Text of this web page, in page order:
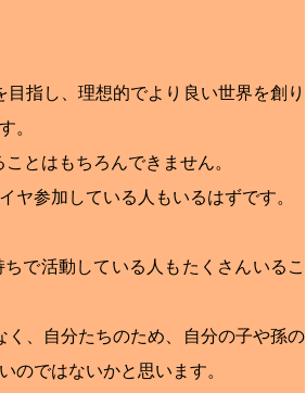
指し、理想的でより良い世界を創り
。
とはもちろんできません。
ヤ参加している人もいるはずです。
で活動している人もたくさんいるこ
、自分たちのため、自分の子や孫の
のではないかと思います。